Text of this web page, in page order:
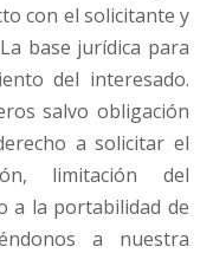
con el solicitante y
base jurídica para
del interesado.
salvo obligación
a solicitar el
limitación del
a la portabilidad de
a nuestra